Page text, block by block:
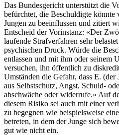
Das Bundesgericht unterstützt die
befürchtet, die Beschuldigte könnte
Jungen zu beeinflussen und zitiert
Entscheid der Vorinstanz: «Der
laufende Strafverfahren sehr
psychischen Druck. Würde die
entlassen und mit ihm oder seinem
versuchen, ihn öffentlich zu
Umständen die Gefahr, dass E. (der
aus Selbstschutz, Angst, Schuld-
abschwäche oder widerrufe.» Auf
diesem Risiko sei auch mit einer
zu begegnen wie beispielsweise
betreten, in dem der Junge sich
gut wie nicht ein.